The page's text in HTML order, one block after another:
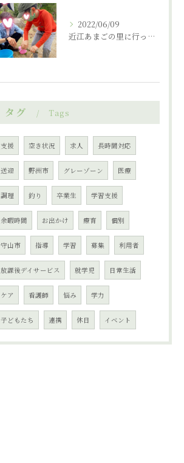
2022/06/09
近江あまごの里に行ってまいりました。｜守山市の放課後デイサービス
タグ Tags
支援 空き状況 求人 長時間対応
送迎 野洲市 グレーゾーン 医療
調理 釣り 卒業生 学習支援
余暇時間 お出かけ 療育 個別
守山市 指導 学習 募集 利用者
放課後デイサービス 就学児 日常生活
ケア 看護師 悩み 学力
子どもたち 連携 休日 イベント